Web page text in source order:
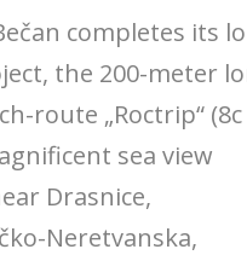
completes its
the 200-meter
route „Roctrip“ (8c
sea view
Drasnice,
Neretvanska,